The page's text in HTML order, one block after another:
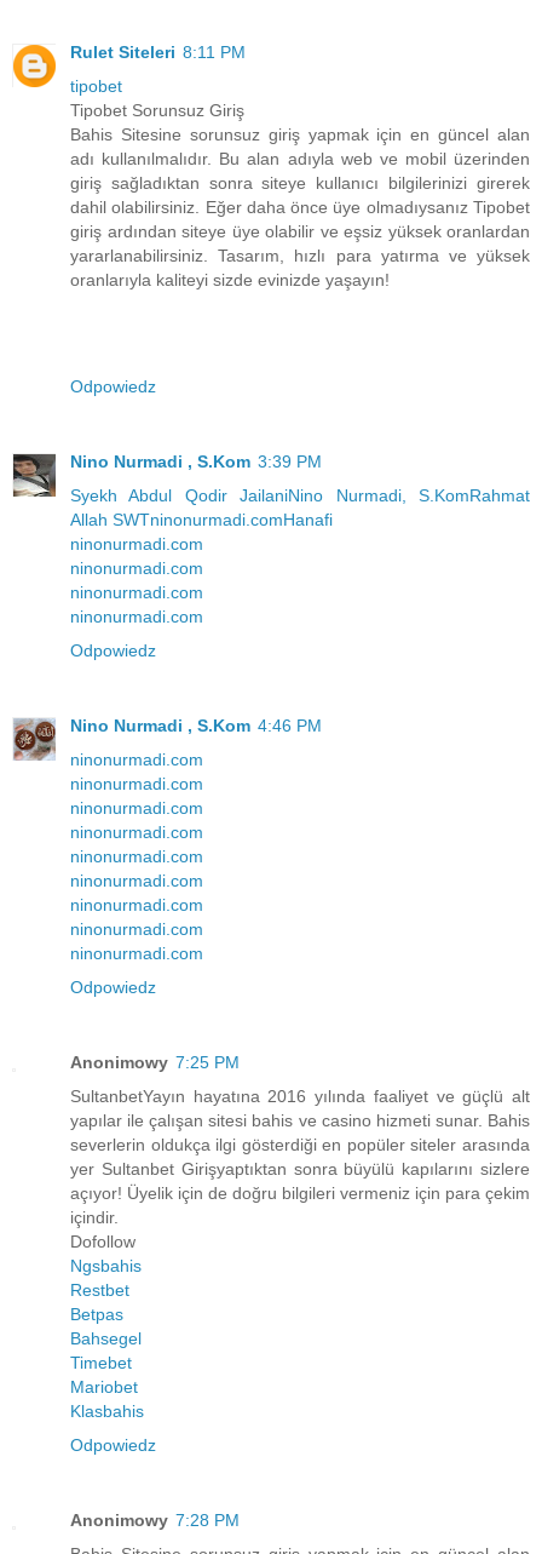
Rulet Siteleri 8:11 PM
tipobet
Tipobet Sorunsuz Giriş
Bahis Sitesine sorunsuz giriş yapmak için en güncel alan
adı kullanılmalıdır. Bu alan adıyla web ve mobil üzerinden
giriş sağladıktan sonra siteye kullanıcı bilgilerinizi girerek
dahil olabilirsiniz. Eğer daha önce üye olmadıysanız Tipobet
giriş ardından siteye üye olabilir ve eşsiz yüksek oranlardan
yararlanabilirsiniz. Tasarım, hızlı para yatırma ve yüksek
oranlarıyla kaliteyi sizde evinizde yaşayın!
Odpowiedz
Nino Nurmadi , S.Kom 3:39 PM
Syekh Abdul Qodir JailaniNino Nurmadi, S.KomRahmat
Allah SWTninonurmadi.comHanafi
ninonurmadi.com
ninonurmadi.com
ninonurmadi.com
ninonurmadi.com
Odpowiedz
Nino Nurmadi , S.Kom 4:46 PM
ninonurmadi.com
ninonurmadi.com
ninonurmadi.com
ninonurmadi.com
ninonurmadi.com
ninonurmadi.com
ninonurmadi.com
ninonurmadi.com
ninonurmadi.com
Odpowiedz
Anonimowy 7:25 PM
SultanbetYayın hayatına 2016 yılında faaliyet ve güçlü alt
yapılar ile çalışan sitesi bahis ve casino hizmeti sunar. Bahis
severlerin oldukça ilgi gösterdiği en popüler siteler arasında
yer Sultanbet Girişyaptıktan sonra büyülü kapılarını sizlere
açıyor! Üyelik için de doğru bilgileri vermeniz için para çekim
içindir.
Dofollow
Ngsbahis
Restbet
Betpas
Bahsegel
Timebet
Mariobet
Klasbahis
Odpowiedz
Anonimowy 7:28 PM